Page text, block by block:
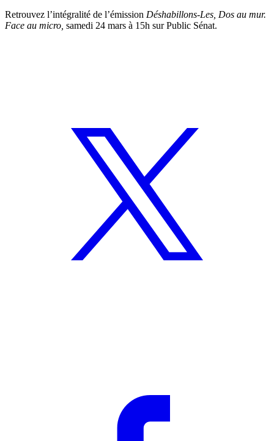
Retrouvez l’intégralité de l’émission Déshabillons-Les, Dos au mur.
Face au micro, samedi 24 mars à 15h sur Public Sénat.